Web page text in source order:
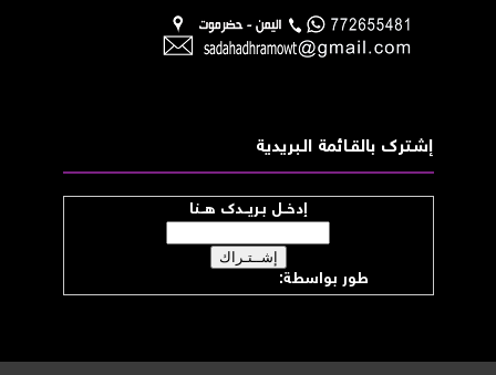
إشــترك بالقـــائمة الــبريدية
إدخــل بـريــدك هــنا
طور بواسطة:موقع صدى حضرموت